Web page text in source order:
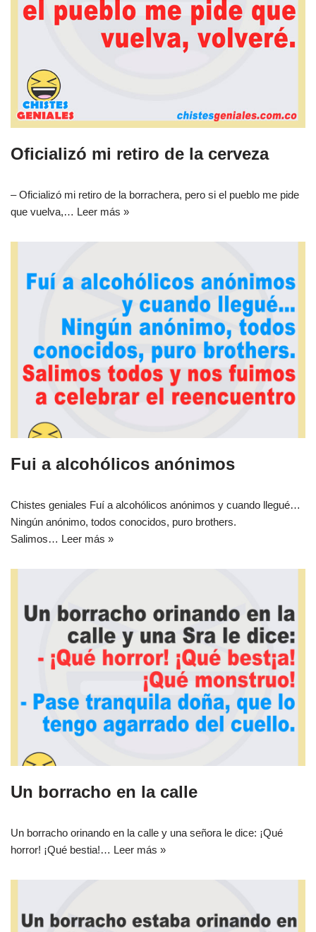
Oficializó mi retiro de la cerveza
– Oficializó mi retiro de la borrachera, pero si el pueblo me pide
que vuelva,… Leer más »
Fui a alcohólicos anónimos
Chistes geniales Fuí a alcohólicos anónimos y cuando llegué…
Ningún anónimo, todos conocidos, puro brothers.
Salimos… Leer más »
Un borracho en la calle
Un borracho orinando en la calle y una señora le dice: ¡Qué
horror! ¡Qué bestia!… Leer más »